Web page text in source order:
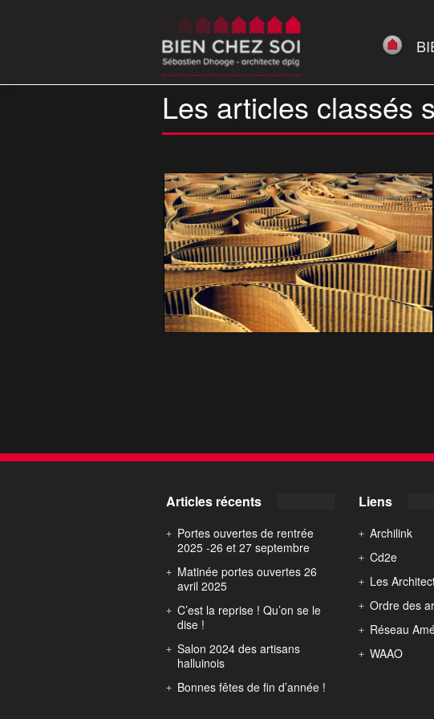
Les articles classés
Articles récents
Portes ouvertes de rentrée
2025 -26 et 27 septembre
Matinée portes ouvertes 26
avril 2025
C’est la reprise ! Qu’on se le
dise !
Salon 2024 des artisans
halluinois
Bonnes fêtes de fin d’année !
Liens
Archilink
Cd2e
Les
Ordre des
Réseau
WAAO